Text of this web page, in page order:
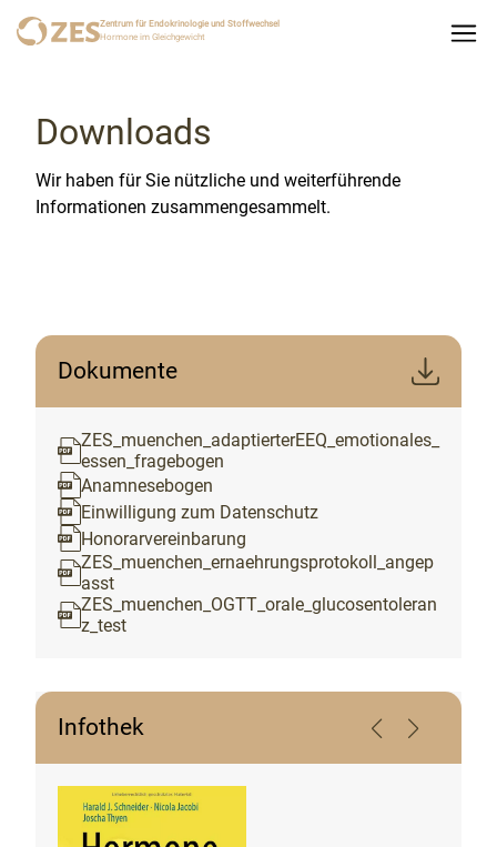
Zentrum für Endokrinologie und Stoffwechsel
Hormone im Gleichgewicht
Downloads
Wir haben für Sie nützliche und weiterführende
Informationen zusammengesammelt.
Dokumente
ZES_muenchen_adaptierterEEQ_emotionales_
essen_fragebogen
Anamnesebogen
Einwilligung zum Datenschutz
Honorarvereinbarung
ZES_muenchen_ernaehrungsprotokoll_angep
asst
ZES_muenchen_OGTT_orale_glucosentoleran
z_test
Infothek